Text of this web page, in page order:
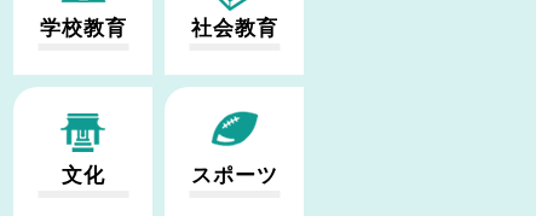
学校教育 社会教育
文化 スポーツ